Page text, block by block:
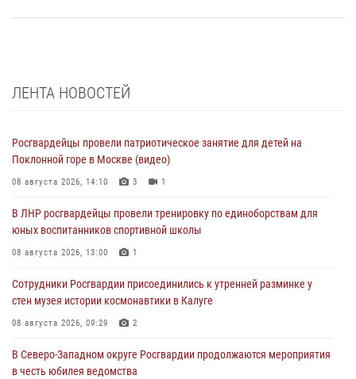
ЛЕНТА НОВОСТЕЙ
Росгвардейцы провели патриотическое занятие для детей на
Поклонной горе в Москве (видео)
08 августа 2026, 14:10 3 1
В ЛНР росгвардейцы провели тренировку по единоборствам для
юных воспитанников спортивной школы
08 августа 2026, 13:00 1
Сотрудники Росгвардии присоединились к утренней разминке у
стен музея истории космонавтики в Калуге
08 августа 2026, 09:29 2
В Северо-Западном округе Росгвардии продолжаются мероприятия
в честь юбилея ведомства